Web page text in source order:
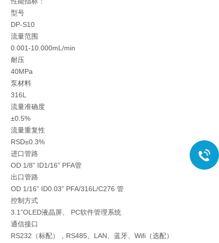
型号
DP-S10
流量范围
0.001-10.000mL/min
耐压
40MPa
泵材料
316L
流量准确度
±0.5%
流量重复性
RSD≤0.3%
进口管路
OD 1/8” ID1/16” PFA管
出口管路
OD 1/16” ID0.03” PFA/316L/C276 管
控制方式
3.1”OLED液晶屏、 PC软件管理系统
通信接口
RS232（标配），RS485、LAN、蓝牙、Wifi（选配）